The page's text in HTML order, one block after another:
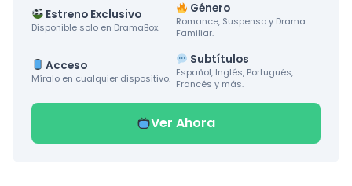
Estreno Exclusivo
Disponible solo en DramaBox.
Género
Romance, Suspenso y Drama
Familiar.
Acceso
Míralo en cualquier dispositivo.
Subtítulos
Español, Inglés, Portugués,
Francés y más.
Ver Ahora